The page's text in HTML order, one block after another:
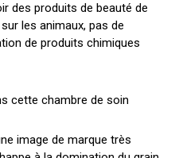
des produits de beauté de
les animaux, pas de
de produits chimiques
image de marque très